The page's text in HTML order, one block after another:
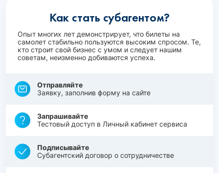
Как стать субагентом?
Опыт многих лет демонстрирует, что билеты на
самолет стабильно пользуются высоким спросом. Те,
кто строит свой бизнес с умом и следует нашим
советам, неизменно добиваются успеха.
Отправляйте
Заявку, заполнив форму на сайте
Запрашивайте
Тестовый доступ в Личный кабинет сервиса
Подписывайте
Субагентский договор о сотрудничестве